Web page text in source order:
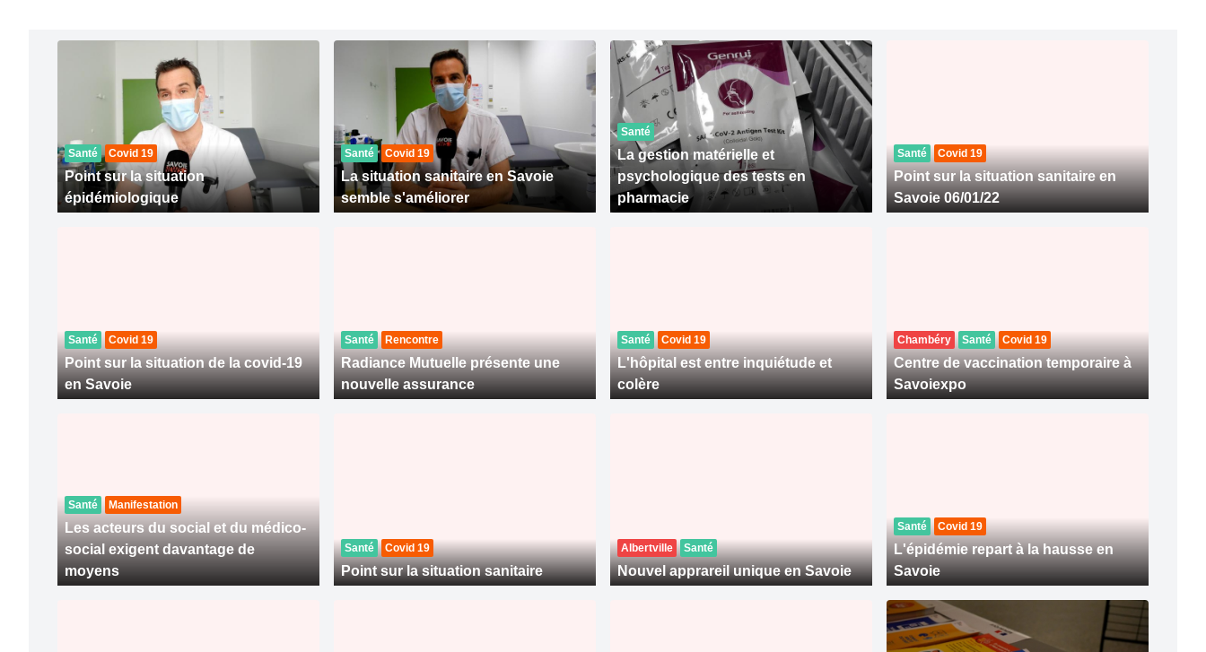
Santé Covid 19
Point sur la situation
épidémiologique
Santé Covid 19
La situation sanitaire en Savoie
semble s'améliorer
Santé
La gestion matérielle et
psychologique des tests en
pharmacie
Santé Covid 19
Point sur la situation sanitaire en
Savoie 06/01/22
Santé Covid 19
Point sur la situation de la covid-19
en Savoie
Santé Rencontre
Radiance Mutuelle présente une
nouvelle assurance
Santé Covid 19
L'hôpital est entre inquiétude et
colère
Chambéry Santé Covid 19
Centre de vaccination temporaire à
Savoiexpo
Santé Manifestation
Les acteurs du social et du médico-
social exigent davantage de
moyens
Santé Covid 19
Point sur la situation sanitaire
Albertville Santé
Nouvel apprareil unique en Savoie
Santé Covid 19
L'épidémie repart à la hausse en
Savoie